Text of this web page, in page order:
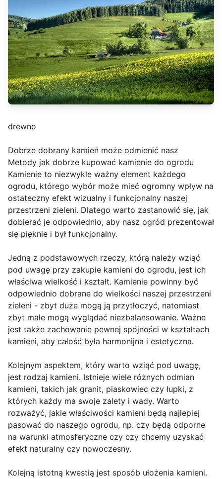
drewno
Dobrze dobrany kamień może odmienić nasz
Metody jak dobrze kupować kamienie do ogrodu
Kamienie to niezwykle ważny element każdego
ogrodu, którego wybór może mieć ogromny wpływ na
ostateczny efekt wizualny i funkcjonalny naszej
przestrzeni zieleni. Dlatego warto zastanowić się, jak
dobierać je odpowiednio, aby nasz ogród prezentował
się pięknie i był funkcjonalny.
Jedną z podstawowych rzeczy, którą należy wziąć
pod uwagę przy zakupie kamieni do ogrodu, jest ich
właściwa wielkość i kształt. Kamienie powinny być
odpowiednio dobrane do wielkości naszej przestrzeni
zieleni - zbyt duże mogą ją przytłoczyć, natomiast
zbyt małe mogą wyglądać niezbalansowanie. Ważne
jest także zachowanie pewnej spójności w kształtach
kamieni, aby całość była harmonijna i estetyczna.
Kolejnym aspektem, który warto wziąć pod uwagę,
jest rodzaj kamieni. Istnieje wiele różnych odmian
kamieni, takich jak granit, piaskowiec czy łupki, z
których każdy ma swoje zalety i wady. Warto
rozważyć, jakie właściwości kamieni będą najlepiej
pasować do naszego ogrodu, np. czy będą odporne
na warunki atmosferyczne czy czy chcemy uzyskać
efekt naturalny czy nowoczesny.
Kolejną istotną kwestią jest sposób ułożenia kamieni.